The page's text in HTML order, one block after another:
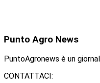
Punto Agro News
PuntoAgronews è un
CONTATTACI: